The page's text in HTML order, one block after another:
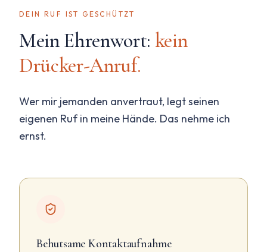
DEIN RUF IST GESCHÜTZT
Mein Ehrenwort: kein
Drücker-Anruf.
Wer mir jemanden anvertraut, legt seinen
eigenen Ruf in meine Hände. Das nehme ich
ernst.
Behutsame Kontaktaufnahme